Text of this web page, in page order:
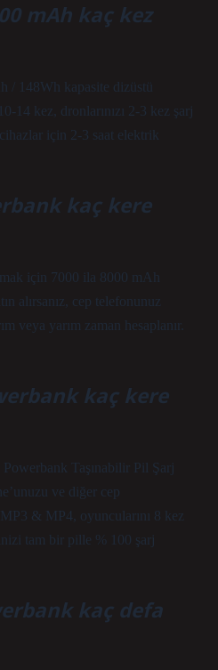
mAh kaç kez
/ 148Wh kapasite dizüstü
14 kez, dronlarınızı 2-3 kez şarj
için 2-3 saat elektrik
kaç kere
için 7000 ila 8000 mAh
alırsanız, cep telefonunuz
veya yarım zaman hesaplanır.
kaç kere
Taşınabilir Pil Şarj
ve diğer cep
& MP4, oyuncularını 8 kez
tam bir pille % 100 şarj
kaç defa